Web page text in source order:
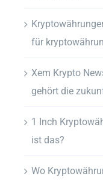
für
Xem Krypto
gehört die
1 Inch
ist das?
Wo